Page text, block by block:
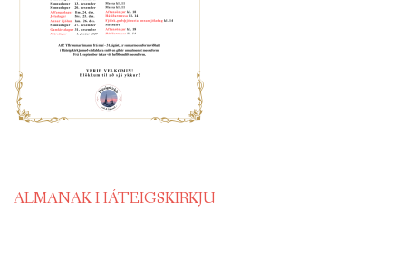
ALMANAK HÁTEIGSKIRKJU